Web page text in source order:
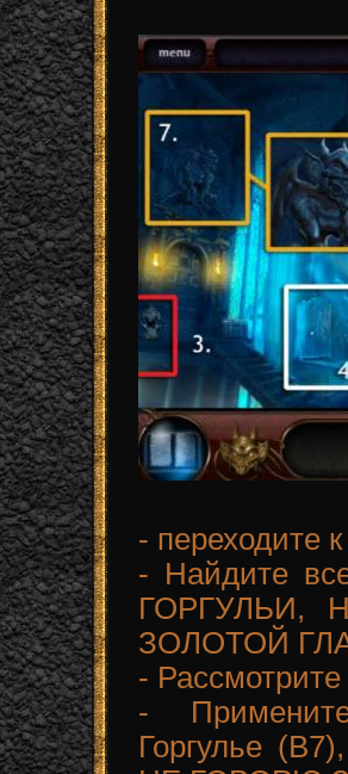
- переходите
- Найдите
ГОРГУЛЬИ,
ЗОЛОТОЙ
-
-
Горгулье